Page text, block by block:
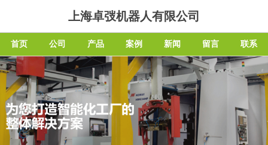
上海卓弢机器人有限公司
首页 公司 产品 案例 新闻 留言 联系